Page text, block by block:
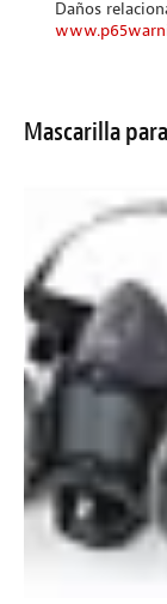
Daños
Mascarilla